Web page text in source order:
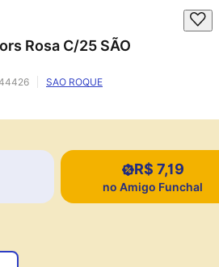
Rosa C/25 SÃO
SAO ROQUE
Price:
R$ 7,19
no Amigo Funchal